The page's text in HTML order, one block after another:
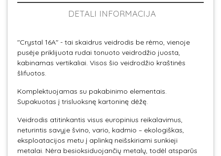
DETALI INFORMACIJA
"Crystal 16A" - tai skaidrus veidrodis be rėmo, vienoje
pusėje priklijuota rudai tonuoto veidrodžio juosta,
kabinamas vertikaliai. Visos šio veidrodžio kraštinės
šlifuotos.
Komplektuojamas su pakabinimo elementais.
Supakuotas į trisluoksnę kartoninę dėžę.
Veidrodis atitinkantis visus europinius reikalavimus,
neturintis savyje švino, vario, kadmio – ekologiškas,
eksploatacijos metu į aplinką neišskiriami sunkieji
metalai. Nėra besioksiduojančių metalų, todėl atsparūs